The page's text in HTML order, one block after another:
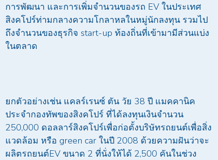
การพัฒนา และการเพิ่มจำนวนของรถ EV ในประเทศ
สิงคโปร์ท่ามกลางความโกลาหลในหมู่นักลงทุน รวมไป
ถึงจำนวนของธุรกิจ start-up ท้องถิ่นที่เข้ามามีส่วนแบ่ง
ในตลาด
ยกตัวอย่างเช่น แคลร์เรนซ์ ตัน วัย 38 ปี แมคคานิค
ประจำกองทัพของสิงคโปร์ ที่ได้ลงทุนเงินจำนวน
250,000 ดอลลาร์สิงคโปร์เพื่อก่อตั้งบริษัทรถยนต์เพื่อสิ่ง
แวดล้อม หรือ green car ในปี 2008 ด้วยความฝันว่าจะ
ผลิตรถยนต์EV ขนาด 2 ที่นั่งให้ได้ 2,500 คันในช่วง